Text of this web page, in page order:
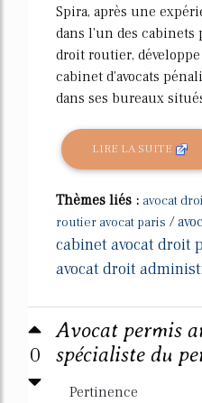
Spira, après une
dans l'un des cabinets
droit routier,
cabinet d'avocats
dans ses bureaux
LIRE LA SUITE
Thèmes liés : avocat
routier avocat paris /
cabinet avocat droit
avocat droit
0
Avocat permis
spécialiste du
Pertinence